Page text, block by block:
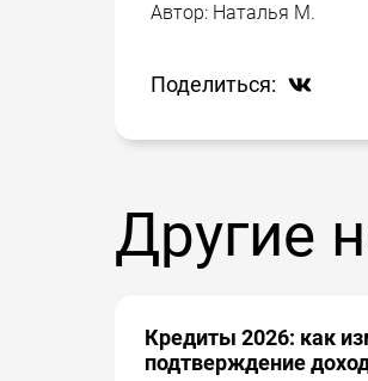
Автор: Наталья М.
Поделиться:
Другие
Кредиты 2026: как
подтверждение